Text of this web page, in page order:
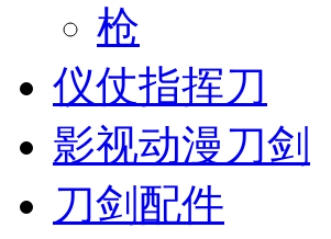
枪
仪仗指挥刀
影视动漫刀剑
刀剑配件